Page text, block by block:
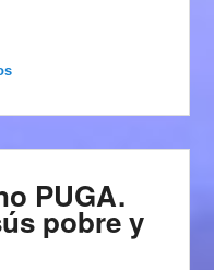
PUGA.
pobre y